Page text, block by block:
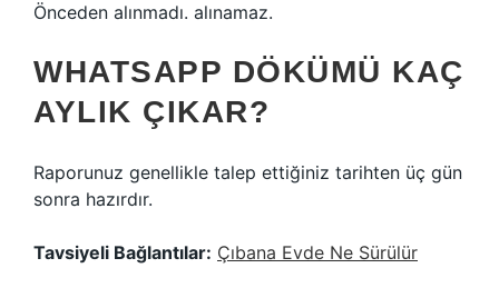
Önceden alınmadı. alınamaz.
WHATSAPP DÖKÜMÜ KAÇ
AYLIK ÇIKAR?
Raporunuz genellikle talep ettiğiniz tarihten üç gün
sonra hazırdır.
Tavsiyeli Bağlantılar: Çıbana Evde Ne Sürülür